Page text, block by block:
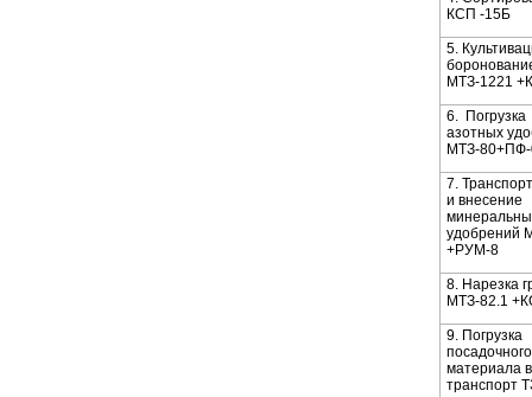
КСП -15Б
5.
МТЗ-1221
6. Погрузка
азотных
МТЗ-80+ПФ-
7.
и внесение
удобрений
+РУМ-8
8. Нарезка
МТЗ-82.1
9. Погрузка
посадочного
материала в
транспорт